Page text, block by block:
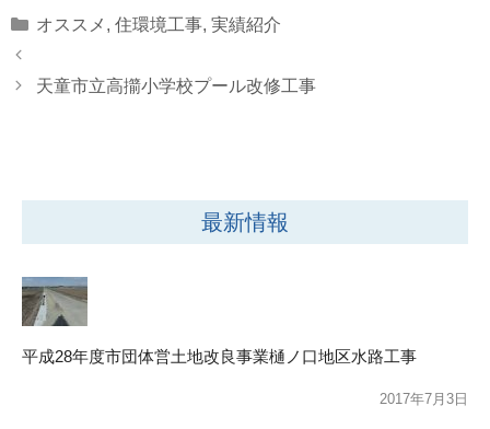
Categories
オススメ , 住環境工事, 実績紹介
天童市立高擶小学校プール改修工事
最新情報
平成28年度市団体営土地改良事業樋ノ口地区水路工事
2017年7月3日